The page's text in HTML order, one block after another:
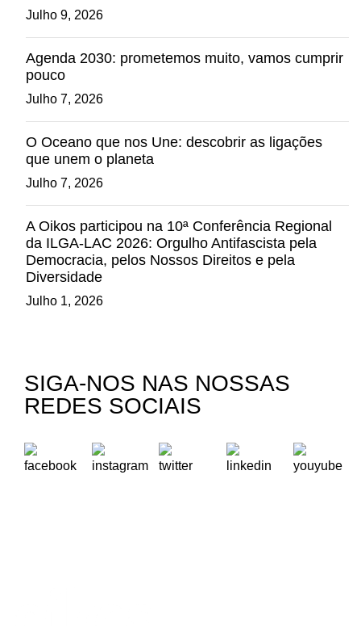
Julho 9, 2026
Agenda 2030: prometemos muito, vamos cumprir
pouco
Julho 7, 2026
O Oceano que nos Une: descobrir as ligações
que unem o planeta
Julho 7, 2026
A Oikos participou na 10ª Conferência Regional
da ILGA-LAC 2026: Orgulho Antifascista pela
Democracia, pelos Nossos Direitos e pela
Diversidade
Julho 1, 2026
SIGA-NOS NAS NOSSAS
REDES SOCIAIS